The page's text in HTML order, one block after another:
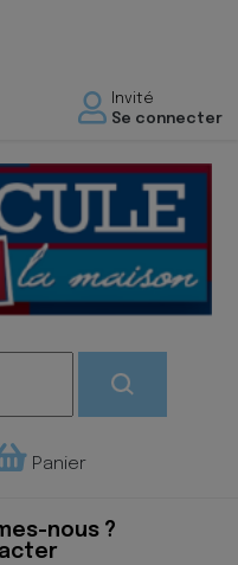
Invité
Se connecter
Panier
nous ?